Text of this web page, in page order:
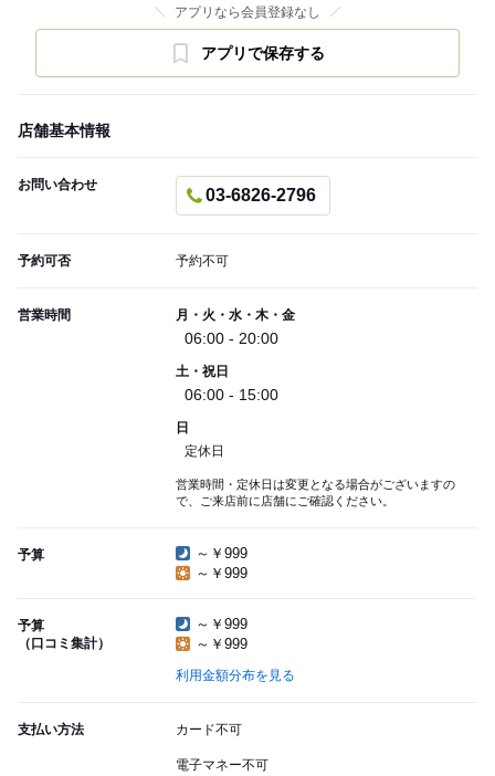
アプリなら会員登録なし
アプリで保存する
店舗基本情報
お問い合わせ
03-6826-2796
予約可否 予約不可
営業時間 月・火・水・木・金
06:00 - 20:00
土・祝日
06:00 - 15:00
日
定休日
営業時間・定休日は変更となる場合がございますの
で、ご来店前に店舗にご確認ください。
予算
～￥999
～￥999
予算
（口コミ集計）
～￥999
～￥999
利用金額分布を見る
支払い方法 カード不可
電子マネー不可